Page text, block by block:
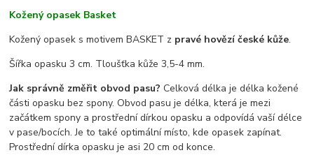
Kožený opasek Basket
Kožený opasek s motivem BASKET z pravé hovězí české kůže.
Šířka opasku 3 cm. Tloušťka kůže 3,5-4 mm.
Jak správně změřit obvod pasu?Celková délka je délka kožené
části opasku bez spony. Obvod pasu je délka, která je mezi
začátkem spony a prostřední dírkou opasku a odpovídá vaší délce
v pase/bocích. Je to také optimální místo, kde opasek zapínat.
Prostřední dírka opasku je asi 20 cm od konce.